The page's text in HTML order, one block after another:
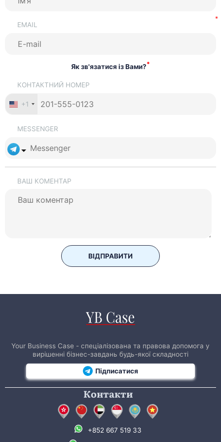
EMAIL
Як зв'язатися із Вами?*
КОНТАКТНИЙ НОМЕР
+1
MESSENGER
ВАШ КОМЕНТАР
ВІДПРАВИТИ
Your Business Case - спеціалізована та правова допомога у
вирішенні бізнес-завдань будь-якої складності
Підписатися
Контакти
+852 667 519 33